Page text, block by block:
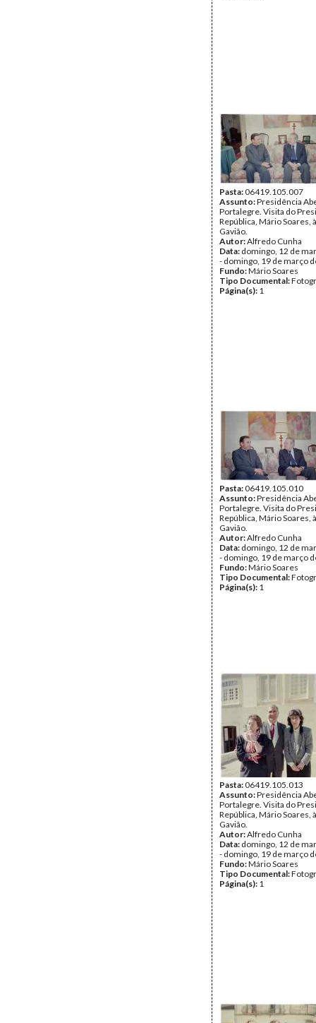
Pasta:06419.105.007
Assunto:Presidência
Portalegre. Visita do
República, Mário Soares,
Gavião.
Autor:Alfredo Cunha
Data: domingo, 12 de
- domingo, 19 de março
Fundo:Mário Soares
Tipo Documental:
Página(s): 1
Pasta:06419.105.010
Assunto:Presidência
Portalegre. Visita do
República, Mário Soares,
Gavião.
Autor:Alfredo Cunha
Data: domingo, 12 de
- domingo, 19 de março
Fundo:Mário Soares
Tipo Documental:
Página(s): 1
Pasta:06419.105.013
Assunto:Presidência
Portalegre. Visita do
República, Mário Soares,
Gavião.
Autor:Alfredo Cunha
Data: domingo, 12 de
- domingo, 19 de março
Fundo:Mário Soares
Tipo Documental:
Página(s): 1